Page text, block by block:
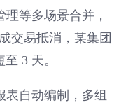
理等多场景合并，
交易抵消，某集团
3 天。
表自动编制，多组